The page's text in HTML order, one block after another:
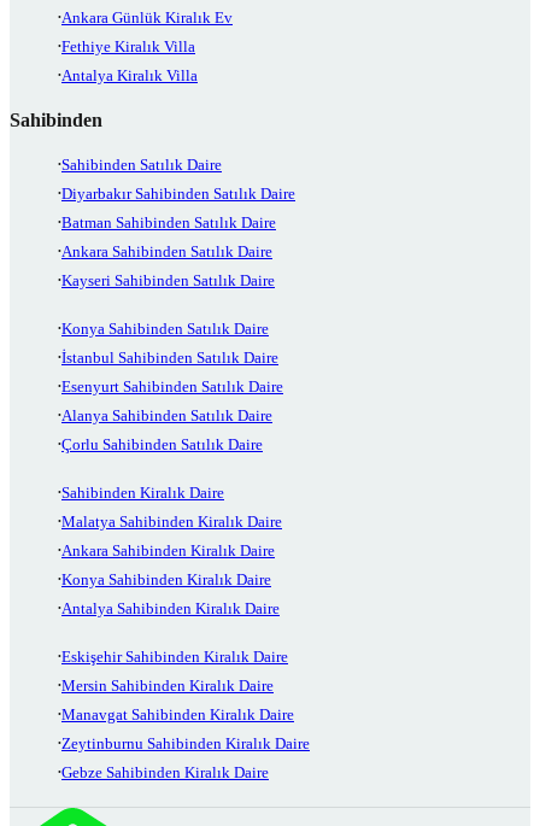
Ankara Günlük Kiralık Ev
Fethiye Kiralık Villa
Antalya Kiralık Villa
Sahibinden
Sahibinden Satılık Daire
Diyarbakır Sahibinden Satılık Daire
Batman Sahibinden Satılık Daire
Ankara Sahibinden Satılık Daire
Kayseri Sahibinden Satılık Daire
Konya Sahibinden Satılık Daire
İstanbul Sahibinden Satılık Daire
Esenyurt Sahibinden Satılık Daire
Alanya Sahibinden Satılık Daire
Çorlu Sahibinden Satılık Daire
Sahibinden Kiralık Daire
Malatya Sahibinden Kiralık Daire
Ankara Sahibinden Kiralık Daire
Konya Sahibinden Kiralık Daire
Antalya Sahibinden Kiralık Daire
Eskişehir Sahibinden Kiralık Daire
Mersin Sahibinden Kiralık Daire
Manavgat Sahibinden Kiralık Daire
Zeytinburnu Sahibinden Kiralık Daire
Gebze Sahibinden Kiralık Daire